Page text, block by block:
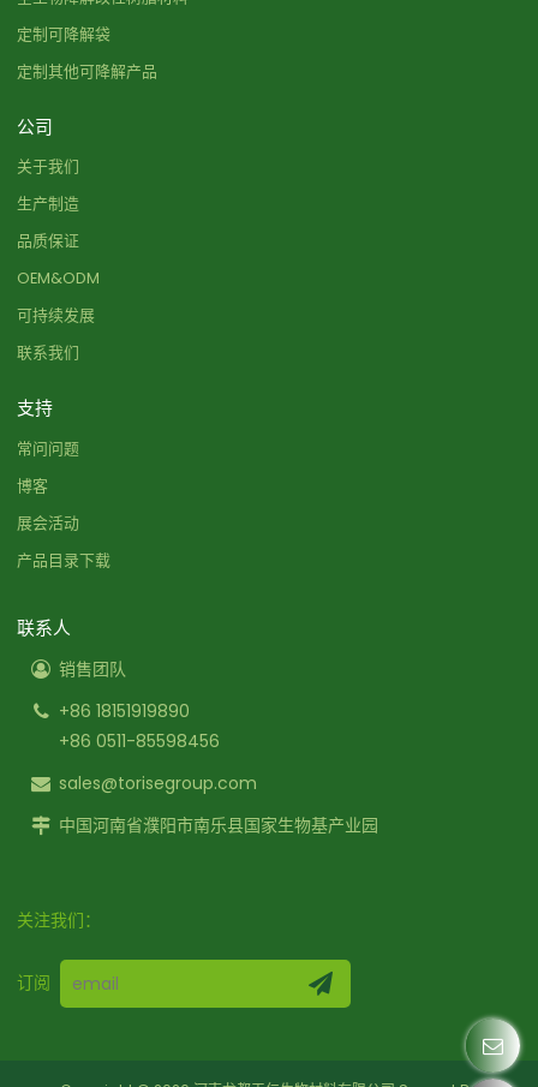
定制可降解袋
定制其他可降解产品
公司
关于我们
生产制造
品质保证
OEM&ODM
可持续发展
联系我们
支持
常问问题
博客
展会活动
产品目录下载
联系人
销售团队
+86 18151919890
+86 0511-85598456
sales@torisegroup.com
中国河南省濮阳市南乐县国家生物基产业园
关注我们：
订阅